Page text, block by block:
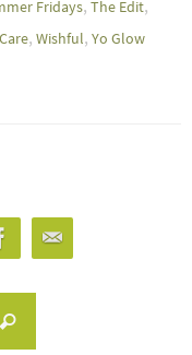
Fridays, The Edit,
, Wishful, Yo Glow
Suchen